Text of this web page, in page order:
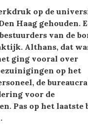
op de
Haag gehouden.
van de
Althans, dat
ging vooral over
op het
de
voor de
Pas op het laatste